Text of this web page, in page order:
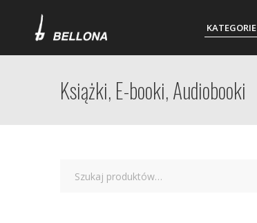
KATEGORIE
Książki, E-booki, Audiobooki